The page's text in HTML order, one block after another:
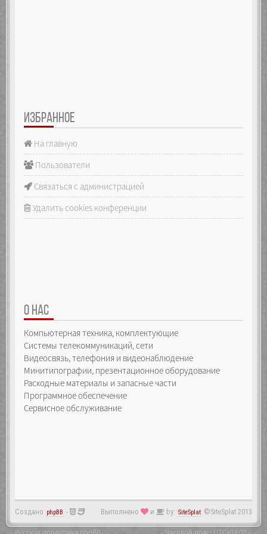
ИЗБРАННОЕ
На главную
Пользователи
Связаться с администрацией
Удалить cookies конференции
О НАС
Компьютерная техника, комплектующие
Системы телекоммуникаций, сети
Видеосвязь, телефония и видеонаблюдение
Минитипографии, презентационное оборудование
Расходные материалы и запасные части
Программное обеспечение
Сервисное обслуживание
Создано phpBB - Выполнено и by: SiteSplat ©SiteSplat 2013